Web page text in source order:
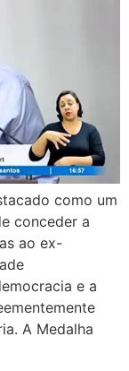
como um
conceder a
ao ex-
e a
A Medalha